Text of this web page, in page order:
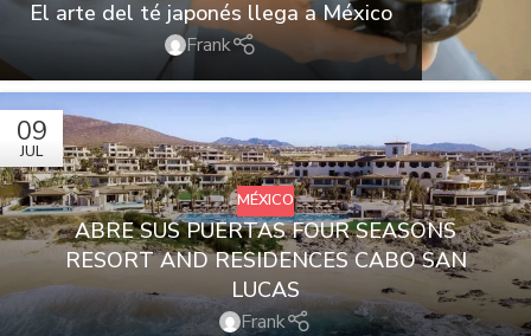
El arte del té japonés llega a México
Frank
09
JUL
MÉXICO
ABRE SUS PUERTAS FOUR SEASONS
RESORT AND RESIDENCES CABO SAN
LUCAS
Frank